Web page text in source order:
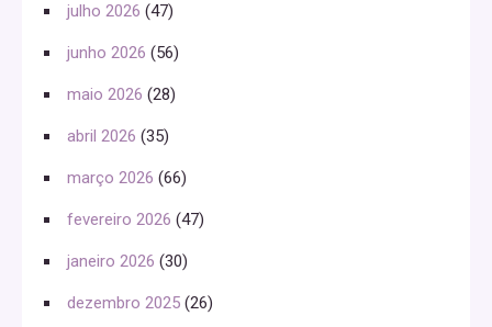
julho 2026 (47)
junho 2026 (56)
maio 2026 (28)
abril 2026 (35)
março 2026 (66)
fevereiro 2026 (47)
janeiro 2026 (30)
dezembro 2025 (26)